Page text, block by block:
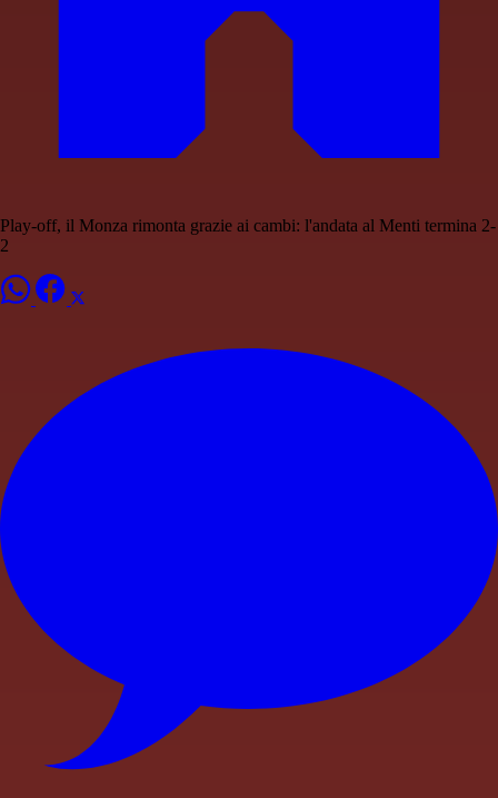
Play-off, il Monza rimonta grazie ai cambi: l'andata al Menti termina 2-
2